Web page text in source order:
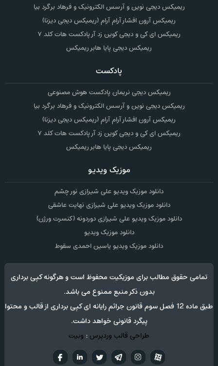
ریمیکس دیجی نوین و آرسس الکترونیک و فرهاد برگرد بیا
ریمیکس آرون افشار آرام آرام (ریمیکس دیجی دیزنا)
ریمیکس ای کی و دیجی کوین زد آر پادکست هات کلد ۷
ریمیکس دیجی پایا هابر ریمیکس
پادکست
ریمیکس دیجی نریمان پادکست هوش مصنوعی
ریمیکس دیجی نوین و آرسس الکترونیک و فرهاد برگرد بیا
ریمیکس آرون افشار آرام آرام (ریمیکس دیجی دیزنا)
ریمیکس ای کی و دیجی کوین زد آر پادکست هات کلد ۷
ریمیکس دیجی پایا هابر ریمیکس
موزیک ویدیو
دانلود موزیک ویدیو علی شیرازی نور چشم
دانلود موزیک ویدیو علی شیرازی نهایت عاشقی
دانلود موزیک ویدیو علی شیرازی دوردونه (کنسرت ورژن)
دانلود موزیک ویدیو
دانلود موزیک ویدیو یاسین احمدی سقوط
تمامی حقوق مطالب برای موزیکیت محفوظ است و هرگونه کپی برداری
بدون ذکر منبع ممنوع می باشد.
طبق ماده 12 فصل سوم قانون جرائم رایانه ای کپی برداری از قالب و محتوا
پیگرد قانونی خواهد داشت.
طراحی قالب وردپرس: وبیت
تويترتلگراماینستاگرام آپارات